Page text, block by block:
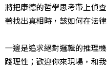
將把康德的哲學思考帶上偵
著找出真相時，該如何在法
一邊是追求絕對邏輯的推理
踐理性；歡迎你來現場，和